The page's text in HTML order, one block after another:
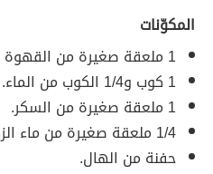
المكوّنات
1 ملعقة صغيرة من القهوة المطحونة.
1 كوب و1/4 الكوب من الماء.
1 ملعقة صغيرة من السكر.
1/4 ملعقة صغيرة من ماء الزهر.
حفنة من الهال.